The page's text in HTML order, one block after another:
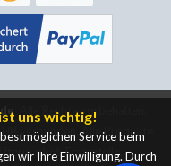
Alle Rechte vorbehalten.
verbunden. Alle Produkte
Ersatzteile.
uns wichtig!
Service beim
wir Ihre Einwilligung. Durch